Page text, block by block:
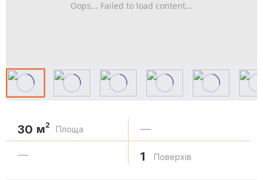
Oops... Failed to load content...
30 м2 Площа —
— 1 Поверхів